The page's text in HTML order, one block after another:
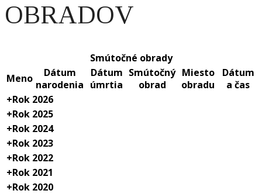
OBRADOV
Smútočné obrady
Meno
Dátum
narodenia
Dátum
úmrtia
Smútočný
obrad
Miesto
obradu
Dátum
a čas
+Rok 2026
+Rok 2025
+Rok 2024
+Rok 2023
+Rok 2022
+Rok 2021
+Rok 2020